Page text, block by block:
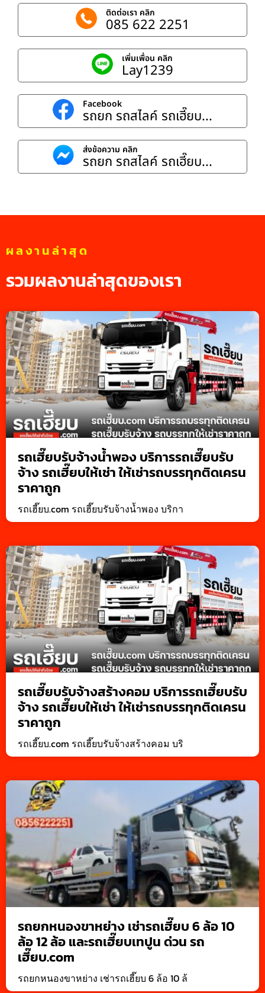
ติดต่อเรา คลิก
085 622 2251
เพิ่มเพื่อน คลิก
Lay1239
Facebook
รถยก รถสไลค์ รถเฮี๊ยบ...
ส่งข้อความ คลิก
รถยก รถสไลค์ รถเฮี๊ยบ...
ผลงานล่าสุด
รวมผลงานล่าสุดของเรา
รถเฮี๊ยบรับจ้างน้ำพอง บริการรถเฮี๊ยบรับ
จ้าง รถเฮี๊ยบให้เช่า ให้เช่ารถบรรทุกติดเครน
ราคาถูก
รถเฮี๊ยบ.com รถเฮี๊ยบรับจ้างน้ำพอง บริกา
รถเฮี๊ยบรับจ้างสร้างคอม บริการรถเฮี๊ยบรับ
จ้าง รถเฮี๊ยบให้เช่า ให้เช่ารถบรรทุกติดเครน
ราคาถูก
รถเฮี๊ยบ.com รถเฮี๊ยบรับจ้างสร้างคอม บริ
รถยกหนองขาหย่าง เช่ารถเฮี๊ยบ 6 ล้อ 10
ล้อ 12 ล้อ และรถเฮี๊ยบเทปูน ด่วน รถ
เฮี๊ยบ.com
รถยกหนองขาหย่าง เช่ารถเฮี๊ยบ 6 ล้อ 10 ล้